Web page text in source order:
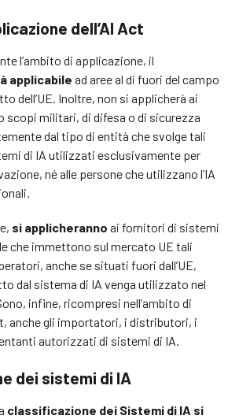
dell’AI Act
l’ambito di applicazione, il
applicabile ad aree al di fuori del campo
dell’UE. Inoltre, non si applicherà ai
scopi militari, di difesa o di sicurezza
dal tipo di entità che svolge tali
di IA utilizzati esclusivamente per
né alle persone che utilizzano l’IA
si applicheranno ai fornitori di sistemi
che immettono sul mercato UE tali
anche se situati fuori dall’UE,
dal sistema di IA venga utilizzato nel
infine, ricompresi nell’ambito di
anche gli importatori, i distributori, i
autorizzati di sistemi di IA.
dei sistemi di IA
classificazione dei Sistemi di IA si